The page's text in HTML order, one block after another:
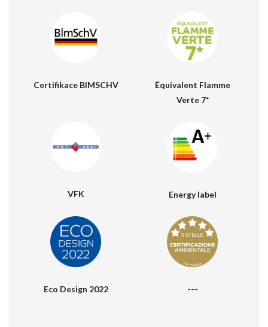
KLIENTSKÁ SEKCE
Certifikace BIMSCHV
Équivalent Flamme
Verte 7*
VFK Energy label
Eco Design 2022 ---